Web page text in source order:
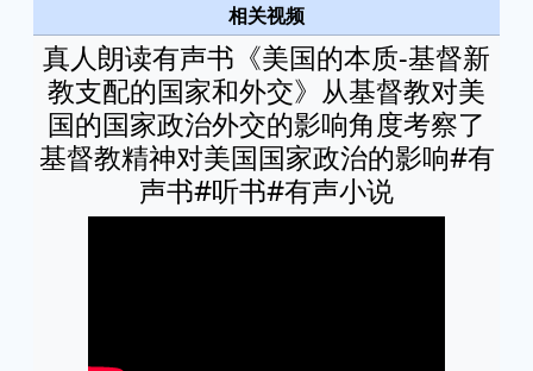
相关视频
真人朗读有声书《美国的本质-基督新
教支配的国家和外交》从基督教对美
国的国家政治外交的影响角度考察了
基督教精神对美国国家政治的影响#有
声书#听书#有声小说